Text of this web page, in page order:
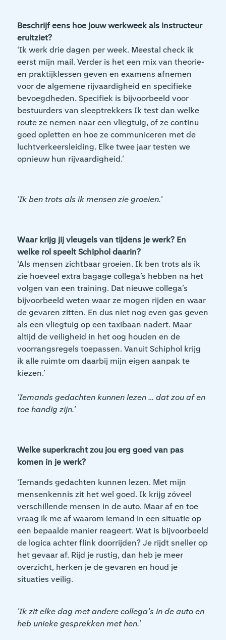
Beschrijf eens hoe jouw werkweek als instructeur
eruitziet?
‘Ik werk drie dagen per week. Meestal check ik
eerst mijn mail. Verder is het een mix van theorie-
en praktijklessen geven en examens afnemen
voor de algemene rijvaardigheid en specifieke
bevoegdheden. Specifiek is bijvoorbeeld voor
bestuurders van sleeptrekkers Ik test dan welke
route ze nemen naar een vliegtuig, of ze continu
goed opletten en hoe ze communiceren met de
luchtverkeersleiding. Elke twee jaar testen we
opnieuw hun rijvaardigheid.’
'Ik ben trots als ik mensen zie groeien.'
Waar krijg jij vleugels van tijdens je werk? En
welke rol speelt Schiphol daarin?
‘Als mensen zichtbaar groeien. Ik ben trots als ik
zie hoeveel extra bagage collega’s hebben na het
volgen van een training. Dat nieuwe collega’s
bijvoorbeeld weten waar ze mogen rijden en waar
de gevaren zitten. En dus niet nog even gas geven
als een vliegtuig op een taxibaan nadert. Maar
altijd de veiligheid in het oog houden en de
voorrangsregels toepassen. Vanuit Schiphol krijg
ik alle ruimte om daarbij mijn eigen aanpak te
kiezen.’
'Iemands gedachten kunnen lezen … dat zou af en
toe handig zijn.'
Welke superkracht zou jou erg goed van pas
komen in je werk?
‘Iemands gedachten kunnen lezen. Met mijn
mensenkennis zit het wel goed. Ik krijg zóveel
verschillende mensen in de auto. Maar af en toe
vraag ik me af waarom iemand in een situatie op
een bepaalde manier reageert. Wat is bijvoorbeeld
de logica achter flink doorrijden? Je rijdt sneller op
het gevaar af. Rijd je rustig, dan heb je meer
overzicht, herken je de gevaren en houd je
situaties veilig.
'Ik zit elke dag met andere collega’s in de auto en
heb unieke gesprekken met hen.'